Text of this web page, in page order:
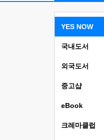
YES NOW
국내도서
외국도서
중고샵
eBook
크레마클럽